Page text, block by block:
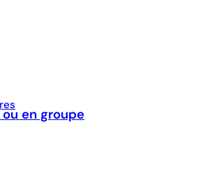
en groupe